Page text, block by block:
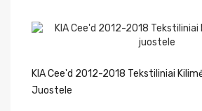
KIA Cee'd 2012-2018 Tekstiliniai
Juostele